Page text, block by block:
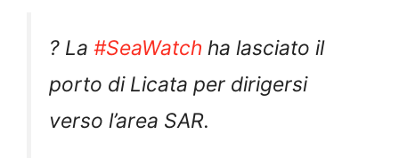
? La #SeaWatch ha lasciato il
porto di Licata per dirigersi
verso l’area SAR.